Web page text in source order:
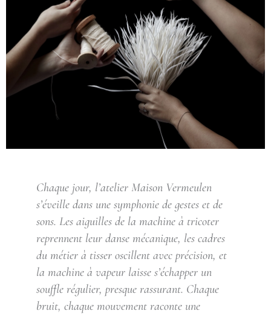
Chaque jour, l’atelier Maison Vermeulen
s’éveille dans une symphonie de gestes et de
sons. Les aiguilles de la machine à tricoter
reprennent leur danse mécanique, les cadres
du métier à tisser oscillent avec précision, et
la machine à vapeur laisse s’échapper un
souffle régulier, presque rassurant. Chaque
bruit, chaque mouvement raconte une